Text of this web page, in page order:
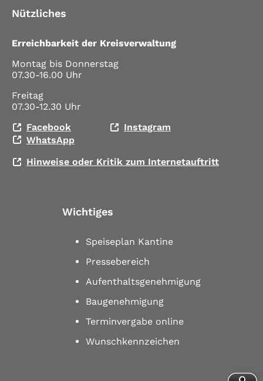
Nützliches
Erreichbarkeit der Kreisverwaltung
Montag bis Donnerstag
07.30-16.00 Uhr
Freitag
07.30-12.30 Uhr
Facebook
Instagram
WhatsApp
Hinweise oder Kritik zum Internetauftritt
Wichtiges
Speiseplan Kantine
Pressebereich
Aufenthaltsgenehmigung
Baugenehmigung
Terminvergabe online
Wunschkennzeichen